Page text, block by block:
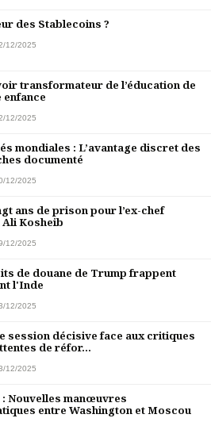
des Stablecoins ?
12/2025
transformateur de l’éducation de
enfance
12/2025
mondiales : L’avantage discret des
documenté
12/2025
ans de prison pour l’ex-chef
Kosheib
12/2025
de douane de Trump frappent
l'Inde
12/2025
session décisive face aux critiques
de réfor...
12/2025
: Nouvelles manœuvres
entre Washington et Moscou